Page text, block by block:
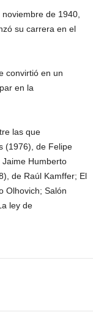
de 1940,
su carrera en el
convirtió en un
en la
las que
(1976), de Felipe
Humberto
de Raúl Kamffer; El
Olhovich; Salón
ley de